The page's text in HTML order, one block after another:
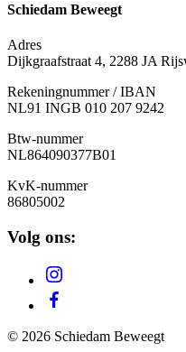
Schiedam Beweegt
Adres
Dijkgraafstraat 4, 2288 JA
Rekeningnummer / IBAN
NL91 INGB 010 207 9242
Btw-nummer
NL864090377B01
KvK-nummer
86805002
Volg ons:
© 2026 Schiedam Beweegt